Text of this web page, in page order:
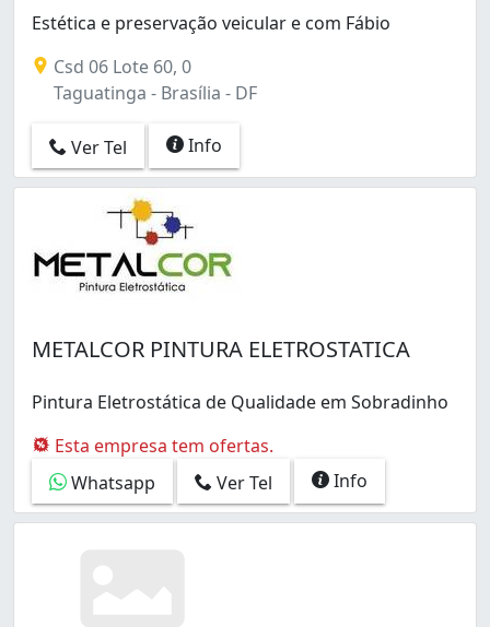
Estética e preservação veicular e com Fábio
Csd 06 Lote 60, 0
Taguatinga - Brasília - DF
Ver Tel Info
METALCOR PINTURA ELETROSTATICA
Pintura Eletrostática de Qualidade em Sobradinho
Esta empresa tem ofertas.
Whatsapp
Ver Tel Info